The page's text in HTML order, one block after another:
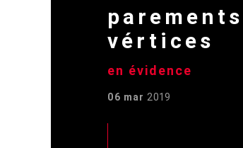
vértices
en évidence
06 mar 2019